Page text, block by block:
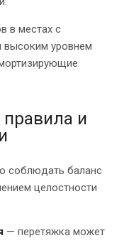
в местах с
уровнем
правила и
соблюдать баланс
целостности
— перетяжка может